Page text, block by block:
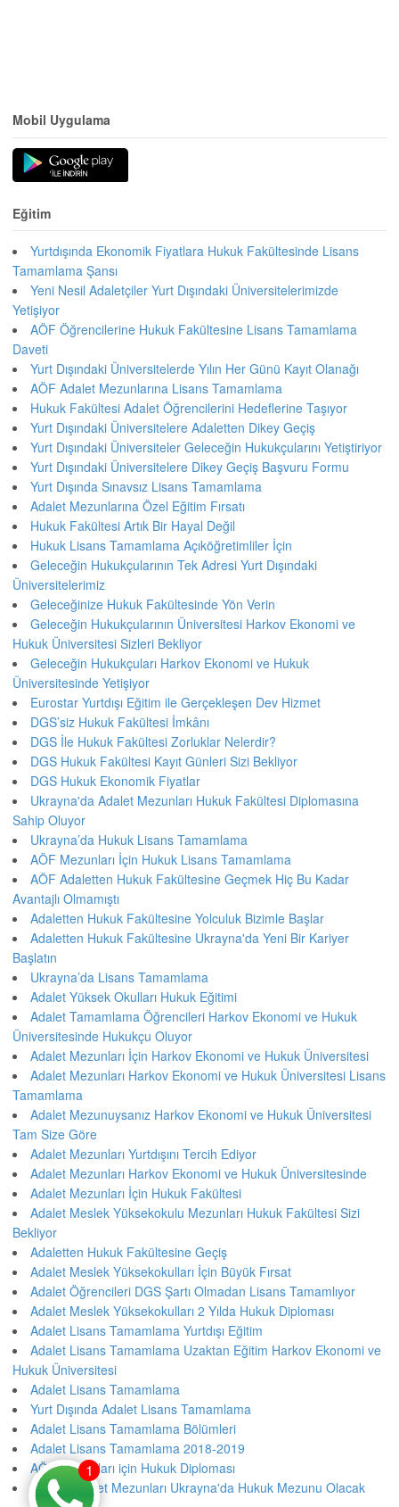
Mobil Uygulama
Eğitim
Yurtdışında Ekonomik Fiyatlara Hukuk Fakültesinde Lisans
Tamamlama Şansı
Yeni Nesil Adaletçiler Yurt Dışındaki Üniversitelerimizde
Yetişiyor
AÖF Öğrencilerine Hukuk Fakültesine Lisans Tamamlama
Daveti
Yurt Dışındaki Üniversitelerde Yılın Her Günü Kayıt Olanağı
AÖF Adalet Mezunlarına Lisans Tamamlama
Hukuk Fakültesi Adalet Öğrencilerini Hedeflerine Taşıyor
Yurt Dışındaki Üniversitelere Adaletten Dikey Geçiş
Yurt Dışındaki Üniversiteler Geleceğin Hukukçularını Yetiştiriyor
Yurt Dışındaki Üniversitelere Dikey Geçiş Başvuru Formu
Yurt Dışında Sınavsız Lisans Tamamlama
Adalet Mezunlarına Özel Eğitim Fırsatı
Hukuk Fakültesi Artık Bir Hayal Değil
Hukuk Lisans Tamamlama Açıköğretimliler İçin
Geleceğin Hukukçularının Tek Adresi Yurt Dışındaki
Üniversitelerimiz
Geleceğinize Hukuk Fakültesinde Yön Verin
Geleceğin Hukukçularının Üniversitesi Harkov Ekonomi ve
Hukuk Üniversitesi Sizleri Bekliyor
Geleceğin Hukukçuları Harkov Ekonomi ve Hukuk
Üniversitesinde Yetişiyor
Eurostar Yurtdışı Eğitim ile Gerçekleşen Dev Hizmet
DGS’siz Hukuk Fakültesi İmkânı
DGS İle Hukuk Fakültesi Zorluklar Nelerdir?
DGS Hukuk Fakültesi Kayıt Günleri Sizi Bekliyor
DGS Hukuk Ekonomik Fiyatlar
Ukrayna'da Adalet Mezunları Hukuk Fakültesi Diplomasına
Sahip Oluyor
Ukrayna’da Hukuk Lisans Tamamlama
AÖF Mezunları İçin Hukuk Lisans Tamamlama
AÖF Adaletten Hukuk Fakültesine Geçmek Hiç Bu Kadar
Avantajlı Olmamıştı
Adaletten Hukuk Fakültesine Yolculuk Bizimle Başlar
Adaletten Hukuk Fakültesine Ukrayna'da Yeni Bir Kariyer
Başlatın
Ukrayna’da Lisans Tamamlama
Adalet Yüksek Okulları Hukuk Eğitimi
Adalet Tamamlama Öğrencileri Harkov Ekonomi ve Hukuk
Üniversitesinde Hukukçu Oluyor
Adalet Mezunları İçin Harkov Ekonomi ve Hukuk Üniversitesi
Adalet Mezunları Harkov Ekonomi ve Hukuk Üniversitesi Lisans
Tamamlama
Adalet Mezunuysanız Harkov Ekonomi ve Hukuk Üniversitesi
Tam Size Göre
Adalet Mezunları Yurtdışını Tercih Ediyor
Adalet Mezunları Harkov Ekonomi ve Hukuk Üniversitesinde
Adalet Mezunları İçin Hukuk Fakültesi
Adalet Meslek Yüksekokulu Mezunları Hukuk Fakültesi Sizi
Bekliyor
Adaletten Hukuk Fakültesine Geçiş
Adalet Meslek Yüksekokulları İçin Büyük Fırsat
Adalet Öğrencileri DGS Şartı Olmadan Lisans Tamamlıyor
Adalet Meslek Yüksekokulları 2 Yılda Hukuk Diploması
Adalet Lisans Tamamlama Yurtdışı Eğitim
Adalet Lisans Tamamlama Uzaktan Eğitim Harkov Ekonomi ve
Hukuk Üniversitesi
Adalet Lisans Tamamlama
Yurt Dışında Adalet Lisans Tamamlama
Adalet Lisans Tamamlama Bölümleri
Adalet Lisans Tamamlama 2018-2019
AÖF Mezunları için Hukuk Diploması
2 Yılda Adalet Mezunları Ukrayna'da Hukuk Mezunu Olacak
1